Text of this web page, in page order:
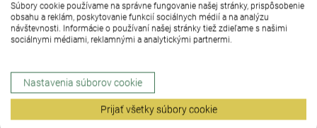
FLEXIBILNÝ NÁBYTOK, JEDNODUCHÝ NA
PREMIESTŇOVANIE
Súbory cookie používame na správne fungovanie našej stránky, prispôsobenie
obsahu a reklám, poskytovanie funkcií sociálnych médií a na analýzu
návštevnosti. Informácie o používaní našej stránky tiež zdieľame s našimi
sociálnymi médiami, reklamnými a analytickými partnermi.
Nastavenia súborov cookie
Prijať všetky súbory cookie